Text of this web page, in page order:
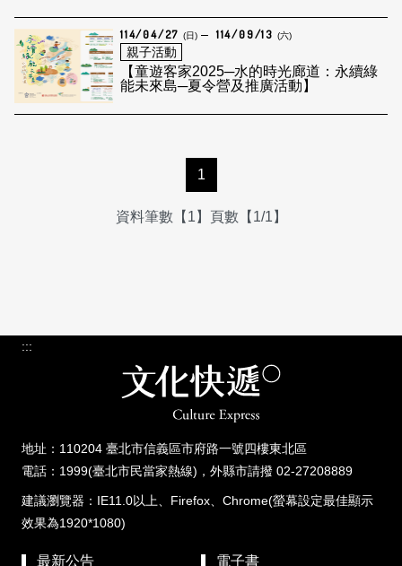
114/04/27 (日) 114/09/13 (六)
親子活動
【童遊客家2025─水的時光廊道：永續綠
能未來島─夏令營及推廣活動】
1
資料筆數【1】頁數【1/1】
:::
地址：110204 臺北市信義區市府路一號四樓東北區
電話：1999(臺北市民當家熱線)，外縣市請撥 02-27208889
建議瀏覽器：IE11.0以上、Firefox、Chrome(螢幕設定最佳顯示
效果為1920*1080)
最新公告 電子書